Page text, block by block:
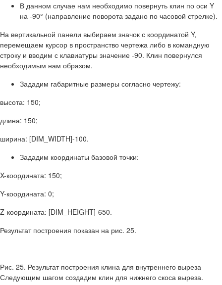
В данном случае нам необходимо повернуть клин по оси Y
на -90° (направление поворота задано по часовой стрелке).
На вертикальной панели выбираем значок с координатой Y,
перемещаем курсор в пространство чертежа либо в командную
строку и вводим с клавиатуры значение -90. Клин повернулся
необходимым нам образом.
Зададим габаритные размеры согласно чертежу:
высота: 150;
длина: 150;
ширина: [DIM_WIDTH]-100.
Зададим координаты базовой точки:
X-координата: 150;
Y-координата: 0;
Z-координата: [DIM_HEIGHT]-650.
Результат построения показан на рис. 25.
Рис. 25. Результат построения клина для внутреннего выреза
Следующим шагом создадим клин для нижнего скоса выреза.